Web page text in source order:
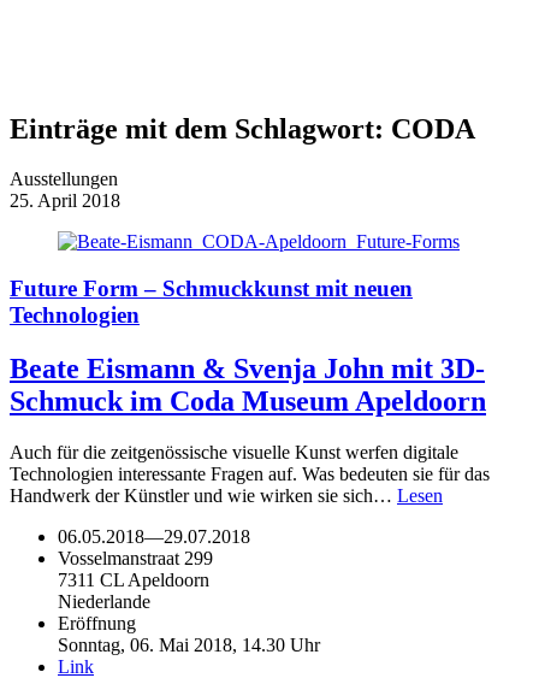
Einträge mit dem Schlagwort: CODA
Ausstellungen
25. April 2018
Future Form – Schmuckkunst mit neuen
Technologien
Beate Eismann & Svenja John mit 3D-
Schmuck im Coda Museum Apeldoorn
Auch für die zeitgenössische visuelle Kunst werfen digitale
Technologien interessante Fragen auf. Was bedeuten sie für das
Handwerk der Künstler und wie wirken sie sich… Lesen
06.05.2018—29.07.2018
Vosselmanstraat 299
7311 CL Apeldoorn
Niederlande
Eröffnung
Sonntag, 06. Mai 2018, 14.30 Uhr
Link